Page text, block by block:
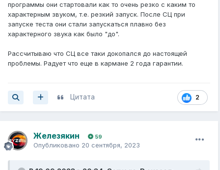
программы они стартовали как то очень резко с каким то
характерным звуком, т.е. резкий запуск. После СЦ при
запуске теста они стали запускаться плавно без
характерного звука как было "до".
Рассчитываю что СЦ все таки докопался до настоящей
проблемы. Радует что еще в кармане 2 года гарантии.
2
Цитата
Железякин 59
Опубликовано 20 сентября, 2023